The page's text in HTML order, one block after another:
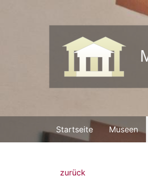
Startseite Museen
zurück